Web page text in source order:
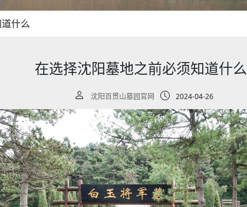
什么
在选择沈阳墓地之前必须知道什么
沈阳百贯山墓园官网 2024-04-26